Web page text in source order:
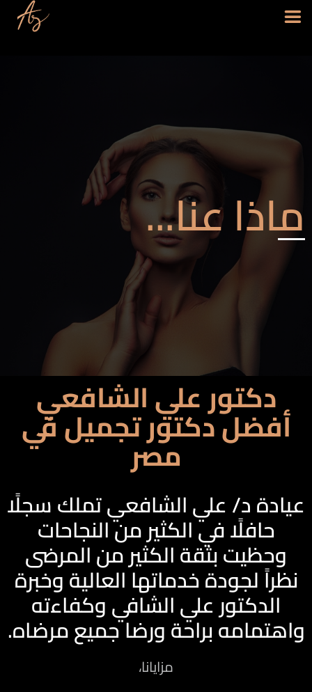
ماذا عنا...
دكتور علي الشافعي
أفضل دكتور تجميل في
مصر
عيادة د/ علي الشافعي تملك سجلًا
حافلًا في الكثير من النجاحات
وحظيت بثقة الكثير من المرضى
نظراً لجودة خدماتها العالية وخبرة
الدكتور علي الشافي وكفاءته
واهتمامه براحة ورضا جميع مرضاه.
مزايانا،